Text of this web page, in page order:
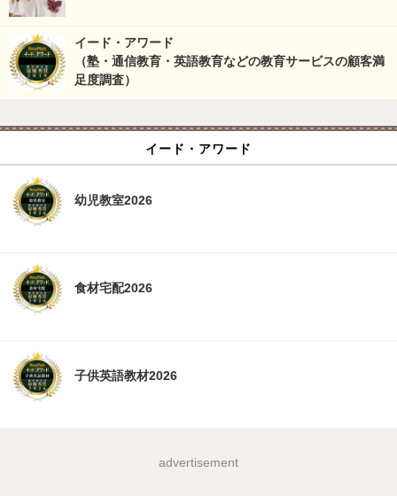
イード・アワード
（塾・通信教育・英語教育などの教育サービスの顧客満
足度調査）
イード・アワード
幼児教室2026
食材宅配2026
子供英語教材2026
advertisement